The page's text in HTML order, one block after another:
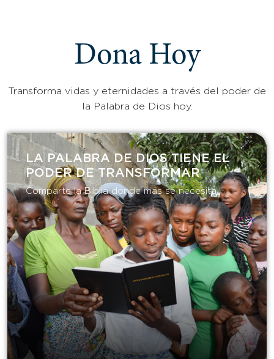
Dona Hoy
Transforma vidas y eternidades a través del poder de
la Palabra de Dios hoy.
LA PALABRA DE DIOS TIENE EL
PODER DE TRANSFORMAR​
Comparte la Biblia donde más se necesita.